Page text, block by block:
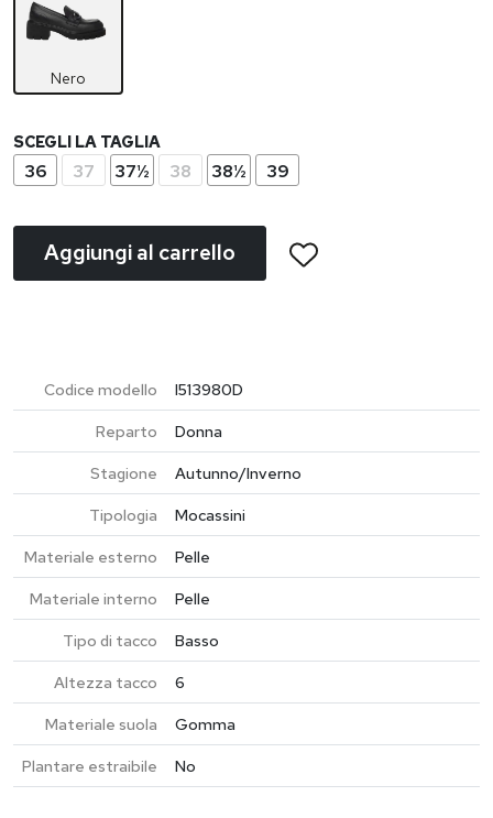
Nero
SCEGLI LA TAGLIA
36 37 37½ 38 38½ 39
Aggiungi al carrello
Codice modello
I513980D
Reparto
Donna
Stagione
Autunno/Inverno
Tipologia
Mocassini
Materiale esterno
Pelle
Materiale interno
Pelle
Tipo di tacco
Basso
Altezza tacco
6
Materiale suola
Gomma
Plantare estraibile
No